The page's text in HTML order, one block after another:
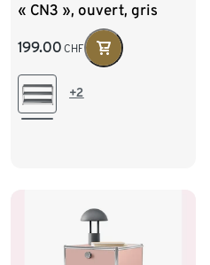
« CN3 », ouvert, gris
199.00 CHF
+2